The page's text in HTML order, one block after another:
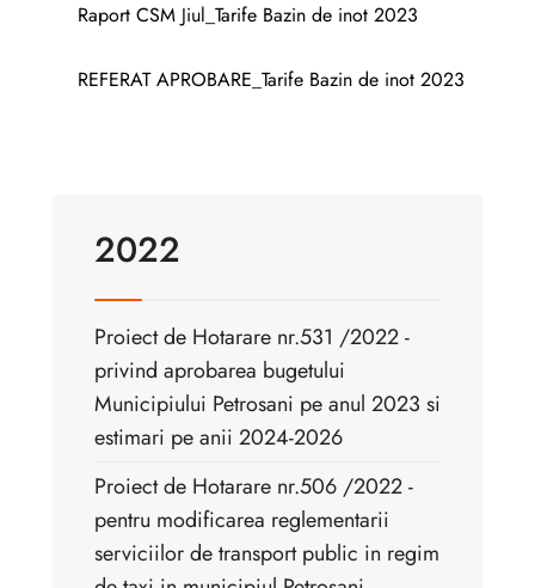
Raport CSM Jiul_Tarife Bazin de inot 2023
REFERAT APROBARE_Tarife Bazin de inot 2023
2022
Proiect de Hotarare nr.531 /2022 -
privind aprobarea bugetului
Municipiului Petrosani pe anul 2023 si
estimari pe anii 2024-2026
Proiect de Hotarare nr.506 /2022 -
pentru modificarea reglementarii
serviciilor de transport public in regim